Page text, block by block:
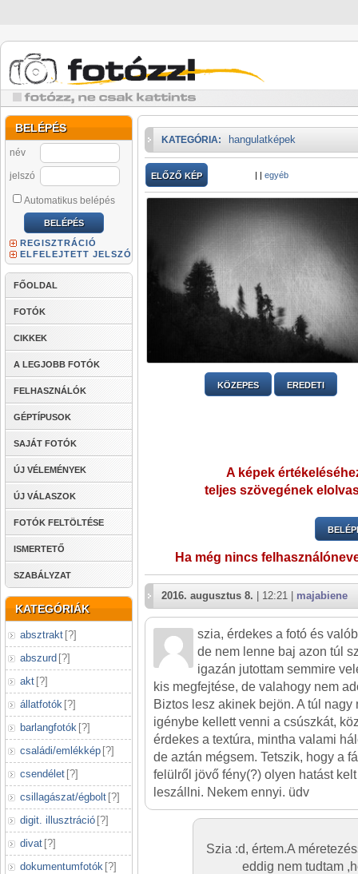
BELÉPÉS
név
jelszó
Automatikus belépés
REGISZTRÁCIÓ
ELFELEJTETT JELSZÓ
FŐOLDAL
FOTÓK
CIKKEK
A LEGJOBB FOTÓK
FELHASZNÁLÓK
GÉPTÍPUSOK
SAJÁT FOTÓK
ÚJ VÉLEMÉNYEK
ÚJ VÁLASZOK
FOTÓK FELTÖLTÉSE
ISMERTETŐ
SZABÁLYZAT
KATEGÓRIÁK
absztrakt [?]
abszurd [?]
akt [?]
állatfotók [?]
barlangfotók [?]
családi/emlékkép [?]
csendélet [?]
csillagászat/égbolt [?]
digit. illusztráció [?]
divat [?]
dokumentumfotók [?]
KATEGÓRIA: hangulatképek
ELŐZŐ KÉP | | egyéb
KÖZEPES EREDETI
A képek
teljes szövegének
Ha még nincs
2016. augusztus 8. | 12:21 | majabiene
szia, érdekes a fotó és
de nem lenne baj azon túl
igazán jutottam semmire
kis megfejtése, de valahogy nem
Biztos lesz akinek bejön. A túl nagy
igénybe kellett venni a csúszkát,
érdekes a textúra, mintha valami
de aztán mégsem. Tetszik, hogy a
felülről jövő fény(?) olyen hatást
leszállni. Nekem ennyi. üdv
Szia :d, értem.A
eddig nem tudtam